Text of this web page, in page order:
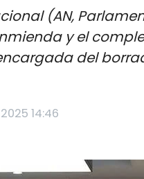
(AN,
y el
del
14:46